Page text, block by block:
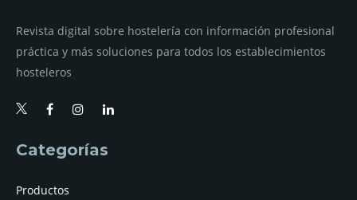
Revista digital sobre hostelería con información profesional
práctica y más soluciones para todos los establecimientos
hosteleros
Categorías
Productos